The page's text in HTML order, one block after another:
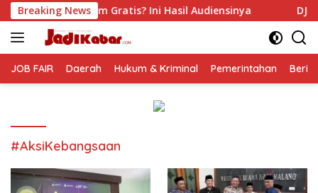
Langsung
ke
konten
Breaking News
Ini Hasil Audiensinya DJP Jawa Timur
JOB FAIR Daerah Hukum & Kriminal Pemerintahan
#AksiKebangsaan